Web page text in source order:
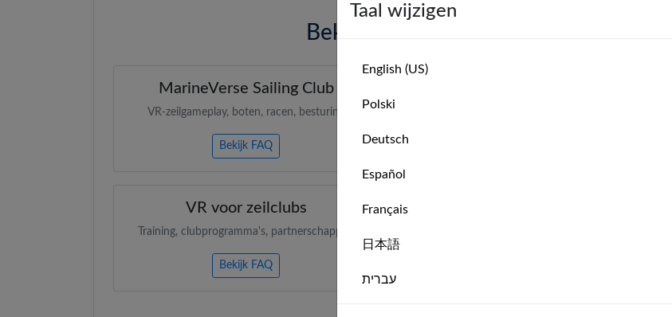
Bekijk onze FAQ's voordat je
MarineVerse Sailing Club
VR-zeilgameplay, boten, racen, besturing
Bekijk FAQ
VR voor zeilclubs
Training, clubprogramma's, partnerschappen
Bekijk FAQ
Taal wijzigen
English (US)
Polski
Deutsch
Español
Français
日本語
עברית